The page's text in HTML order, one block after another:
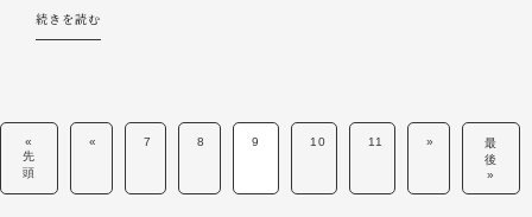
続きを読む
«
先
頭
« 7 8 9 10 11 »
最
後
»